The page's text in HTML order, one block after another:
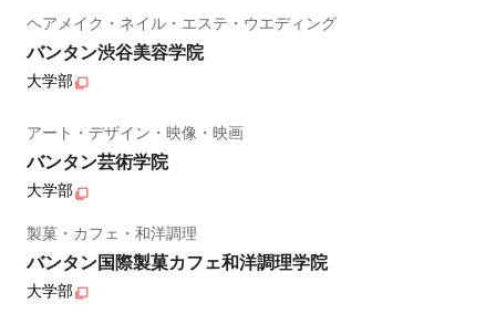
ヘアメイク・ネイル・エステ・ウエディング
バンタン渋谷美容学院
大学部
アート・デザイン・映像・映画
バンタン芸術学院
大学部
製菓・カフェ・和洋調理
バンタン国際製菓カフェ和洋調理学院
大学部